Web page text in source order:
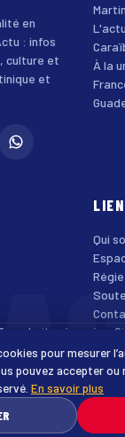
en
: infos
culture et
et
L'actu
À la
Qui
droits réservés. ·
Cookies
pour mesurer
pouvez accepter ou
En savoir plus